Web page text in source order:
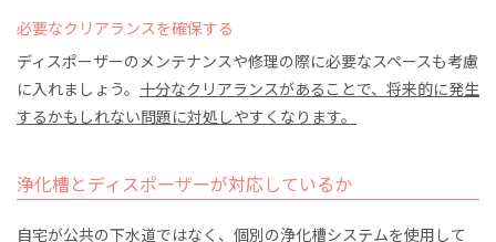
必要なクリアランスを確保する
ディスポーザーのメンテナンスや修理の際に必要なスペースも考慮
に入れましょう。 十分なクリアランスがあることで、将来的に発生
するかもしれない問題に対処しやすくなります。
浄化槽とディスポーザーが対応しているか
自宅が公共の下水道ではなく、個別の浄化槽システムを使用して